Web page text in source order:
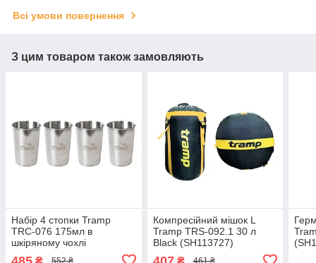
Всі умови повернення
З цим товаром також замовляють
Набір 4 стопки Tramp
TRC-076 175мл в
шкіряному чохлі
Компресійний мішок L
Tramp TRS-092.1 30 л
Black (SH113727)